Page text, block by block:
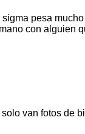
pesa
con alguien
van fotos de